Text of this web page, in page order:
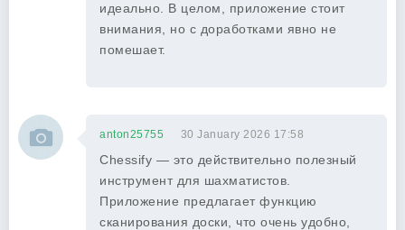
идеально. В целом, приложение стоит
внимания, но с доработками явно не
помешает.
anton25755 30 January 2026 17:58
Chessify — это действительно полезный
инструмент для шахматистов.
Приложение предлагает функцию
сканирования доски, что очень удобно,